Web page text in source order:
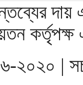
দায়
২০২০ |